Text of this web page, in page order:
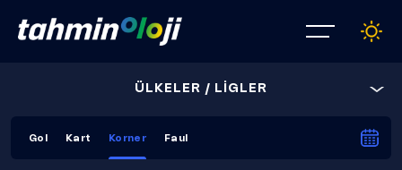
ÜLKELER / LİGLER
Gol Kart Korner Faul